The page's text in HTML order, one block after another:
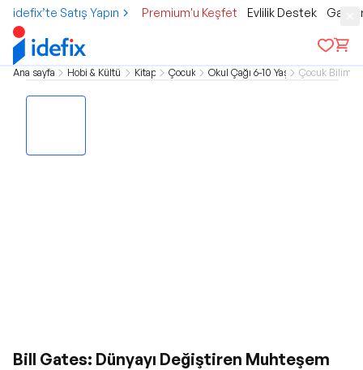
idefix’te Satış Yapın Premium'u Keşfet Evlilik Destek
Ana sayfa Hobi & Kültür Kitap Çocuk Okul Çağı 6-10 Yaş Çocuk Bilim
Bill Gates: Dünyayı Değiştiren Muhteşem